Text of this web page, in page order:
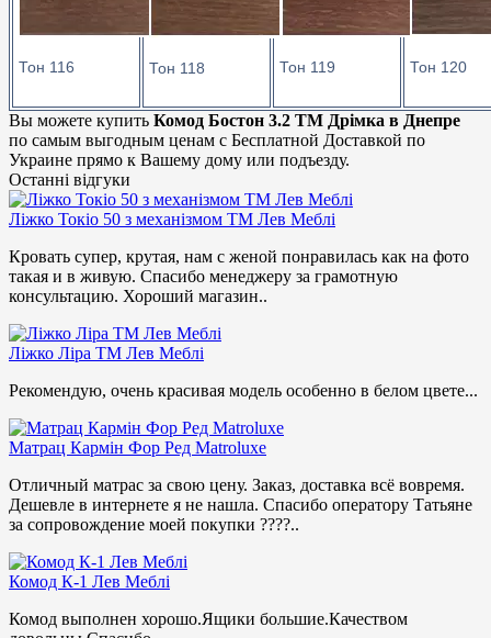
Тон 116 Тон 118 Тон 119 Тон 120
Вы можете купить Комод Бостон 3.2 ТМ Дрімка в Днепре
по самым выгодным ценам с Бесплатной Доставкой по
Украине прямо к Вашему дому или подъезду.
Останні відгуки
Ліжко Токіо 50 з механізмом ТМ Лев Меблі
Кровать супер, крутая, нам с женой понравилась как на фото
такая и в живую. Спасибо менеджеру за грамотную
консультацию. Хороший магазин..
Ліжко Ліра ТМ Лев Меблі
Рекомендую, очень красивая модель особенно в белом цвете...
Матрац Кармін Фор Ред Matroluxe
Отличный матрас за свою цену. Заказ, доставка всё вовремя.
Дешевле в интернете я не нашла. Спасибо оператору Татьяне
за сопровождение моей покупки ????..
Комод К-1 Лев Меблі
Комод выполнен хорошо.Ящики большие.Качеством